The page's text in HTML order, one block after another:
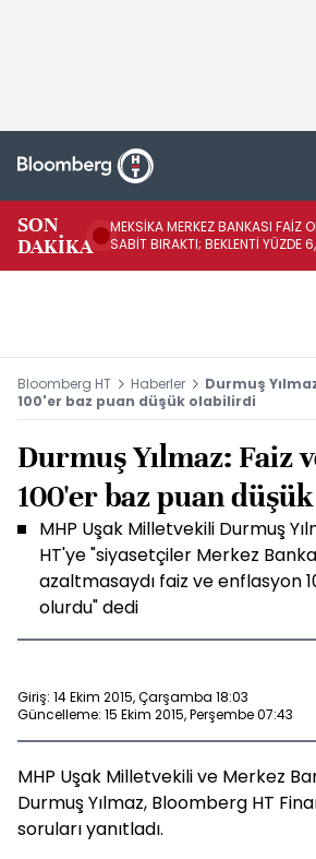
SON
DAKİKA
MEKSİKA MERKEZ BANKASI FAİZ
SABİT BIRAKTI; BEKLENTİ YÜZDE
Bloomberg HT Haberler
Durmuş
100'er baz puan düşük olabilirdi
Durmuş Yılmaz: Faiz
100'er baz puan
MHP Uşak Milletvekili Durmuş
HT'ye "siyasetçiler Merkez
azaltmasaydı faiz ve enflasyon
olurdu" dedi
Giriş: 14 Ekim 2015, Çarşamba 18:03
Güncelleme: 15 Ekim 2015, Perşembe 07:43
MHP Uşak Milletvekili ve Merkez
Durmuş Yılmaz, Bloomberg HT
soruları yanıtladı.